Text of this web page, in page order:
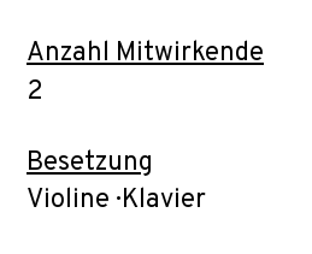
Anzahl Mitwirkende
2
Besetzung
Violine · Klavier